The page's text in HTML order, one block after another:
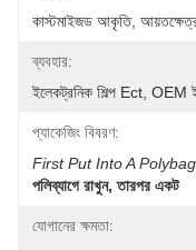
কাস্টমাইজড আকৃতি,
ব্যবহার:
ইলেকট্রনিক শিল্প Ect, OEM
প্যাকেজিং বিবরণ:
First Put Into A
পলিব্যাগে রাখুন, তারপর একট
যোগানের ক্ষমতা: